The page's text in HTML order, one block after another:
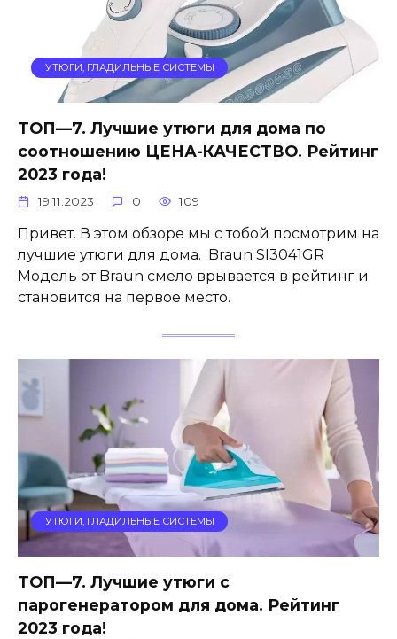
УТЮГИ, ГЛАДИЛЬНЫЕ СИСТЕМЫ
ТОП—7. Лучшие утюги для дома по
соотношению ЦЕНА-КАЧЕСТВО. Рейтинг
2023 года!
19.11.2023 0 109
Привет. В этом обзоре мы с тобой посмотрим на
лучшие утюги для дома. Braun SI3041GR
Модель от Braun смело врывается в рейтинг и
становится на первое место.
УТЮГИ, ГЛАДИЛЬНЫЕ СИСТЕМЫ
ТОП—7. Лучшие утюги с
парогенератором для дома. Рейтинг
2023 года!